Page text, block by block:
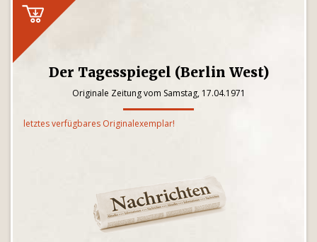
Der Tagesspiegel (Berlin West)
Originale Zeitung vom Samstag, 17.04.1971
letztes verfügbares Originalexemplar!